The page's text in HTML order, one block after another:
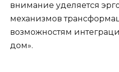
внимание уделяется
механизмов
возможностям
дом».